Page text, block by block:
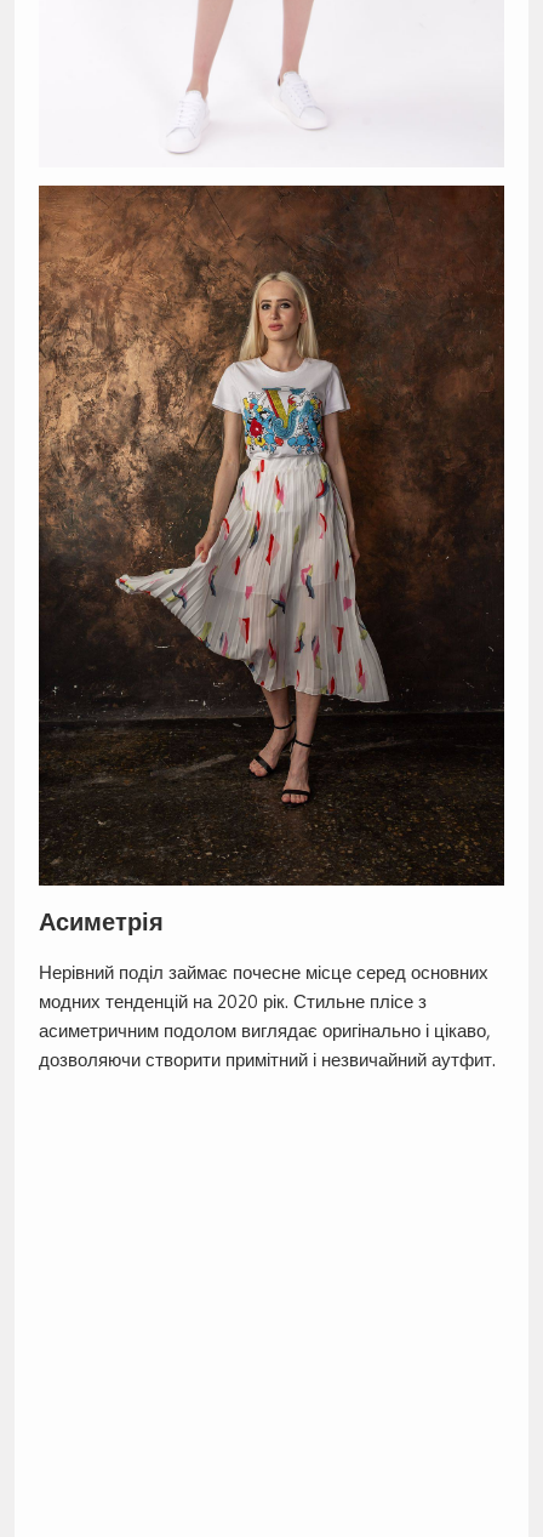
Асиметрія
Нерівний поділ займає почесне місце серед основних
модних тенденцій на 2020 рік. Стильне плісе з
асиметричним подолом виглядає оригінально і цікаво,
дозволяючи створити примітний і незвичайний аутфит.